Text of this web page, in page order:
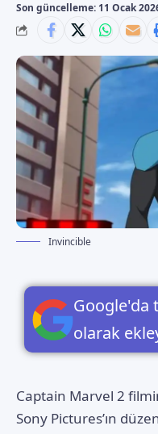
Son güncelleme: 11 Ocak
Invincible
Google'da
olarak
Captain Marvel 2
Sony Pictures’ın